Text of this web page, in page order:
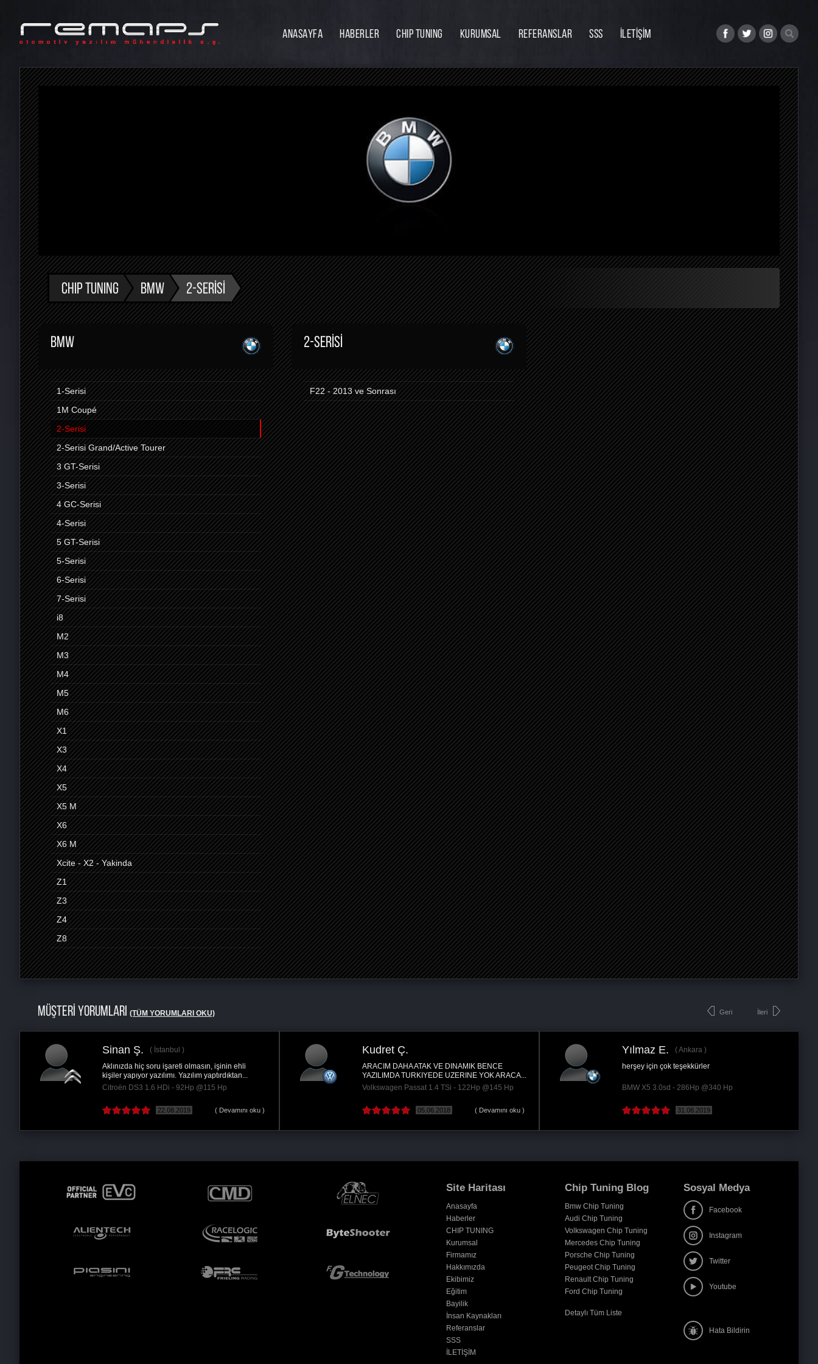
ANASAYFA HABERLER CHIP TUNING KURUMSAL REFERANSLAR SSS İLETİŞİM
CHIP TUNING BMW 2-SERISI
BMW
1-Serisi
1M Coupé
2-Serisi
2-Serisi Grand/Active Tourer
3 GT-Serisi
3-Serisi
4 GC-Serisi
4-Serisi
5 GT-Serisi
5-Serisi
6-Serisi
7-Serisi
i8
M2
M3
M4
M5
M6
X1
X3
X4
X5
X5 M
X6
X6 M
Xcite - X2 - Yakinda
Z1
Z3
Z4
Z8
2-SERISI
F22 - 2013 ve Sonrası
MÜŞTERİ YORUMLARI (TÜM YORUMLARI OKU) Geri
Barsbey U.
Elimize gelmiş ve geçmiş bütün araçlarımızı
Remaps uygulamaları ile en güvenilir ve sağlıklı...
Mercedes E / E Coupé 300e - 320Hp @350 Hp
29.10.2024 ( Devamını oku )
Samet T.
1.5 tdci 95 hp 6 ileri ford courier; aldığımdan beri
çok hantaldı, rampalarda resmen bayılıyordu...
Ford Transit/Courier 1.5 TDCI - 75Hp @100 Hp
20.08.2019 ( Devamını oku )
Eray A.
Ankara
Remaps yazilim konusunda ulkedeki en iyi firma.
BMW 3-Serisi 320i EDE - 170Hp @220 Hp
29.05.2019
İleri
Site Haritası
Anasayfa
Haberler
CHIP TUNING
Kurumsal
Firmamız
Hakkımızda
Ekibimiz
Eğitim
Bayilik
İnsan Kaynakları
Referanslar
SSS
İLETİŞİM
Chip Tuning Blog
Bmw Chip Tuning
Audi Chip Tuning
Volkswagen Chip Tuning
Mercedes Chip Tuning
Porsche Chip Tuning
Peugeot Chip Tuning
Renault Chip Tuning
Ford Chip Tuning
Detaylı Tüm Liste
Sosyal Medya
Facebook
Instagram
Twitter
Youtube
Hata Bildirin